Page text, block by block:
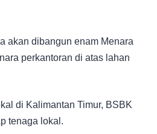
akan dibangun enam Menara
perkantoran di atas lahan
di Kalimantan Timur, BSBK
tenaga lokal.